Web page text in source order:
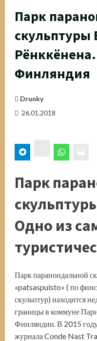
Парк
скульптуры
Финляндия
Drunky
26.01.2018
Парк
Одно из
Парк параноидальной
«patsaspuisto» ( по
скульптур) находится
границы в коммуне
Финляндии. В 2015
журнала Conde Nast